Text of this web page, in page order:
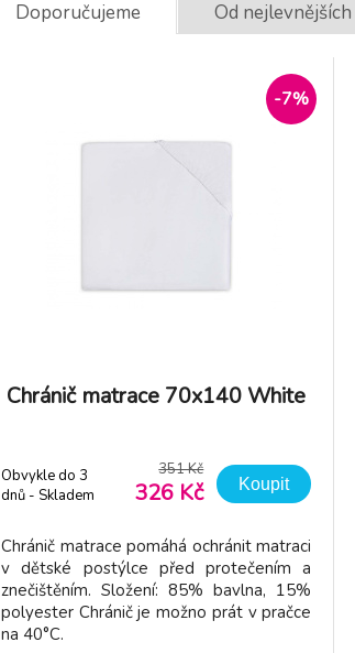
dodavatel
Doporučujeme Od nejlevnějších
-7%
Chránič matrace 70x140 White
Obvykle do 3
dnů - Skladem
351 Kč
326 Kč Koupit
Chránič matrace pomáhá ochránit matraci
v dětské postýlce před protečením a
znečištěním. Složení: 85% bavlna, 15%
polyester Chránič je možno prát v pračce
na 40°C.